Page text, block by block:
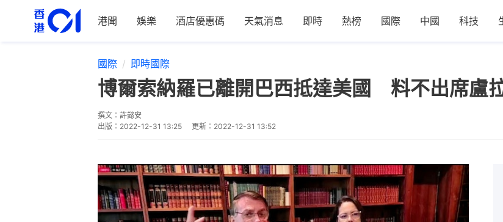
港聞 娛樂 酒店優惠碼 天氣消息 即時 熱榜 國際 中國 科技
國際 即時國際
博爾索納羅已離開巴西抵達美國 料不出席盧
撰文： 許懿安
出版： 2022-12-31 13:25 更新： 2022-12-31 13:52